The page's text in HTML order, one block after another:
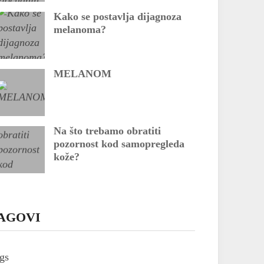
Kako se postavlja dijagnoza
melanoma?
MELANOM
Na što trebamo obratiti
pozornost kod samopregleda
kože?